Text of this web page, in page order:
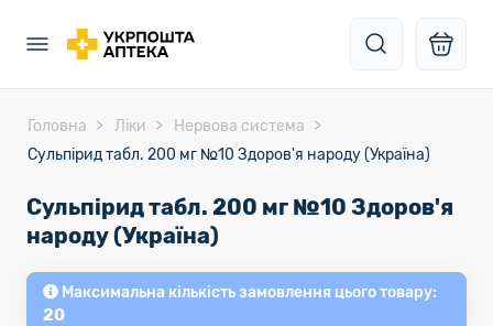
Головна Ліки
Нервова система
Сульпірид табл. 200 мг №10 Здоров'я народу (Україна)
Сульпірид табл. 200 мг №10 Здоров'я
народу (Україна)
Максимальна кількість замовлення цього товару:
20